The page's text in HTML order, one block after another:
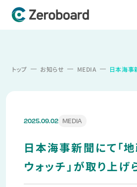
トップ お知らせ MEDIA
2025.09.02 MEDIA
日本海事新聞にて「
ウォッチ」が取り上げ